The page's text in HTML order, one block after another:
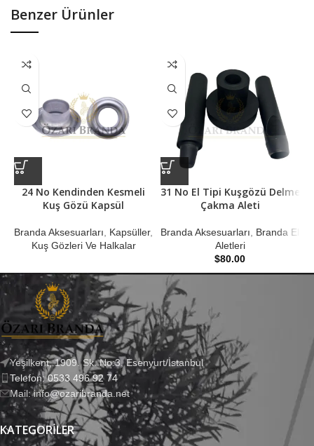
Benzer Ürünler
24 No Kendinden Kesmeli
Kuş Gözü Kapsül
Branda Aksesuarları Kapsüller,
Kuş Gözleri Ve Halkalar
31 No El Tipi Kuşgözü Delme
Çakma Aleti
Branda Aksesuarları
Branda El
Aletleri
$80.00
Yeşilkent, 1909. Sk. No:3, Esenyurt/İstanbul
Telefon: 0533 496 92 74
Mail: info@ozaribranda.net
KATEGORILER